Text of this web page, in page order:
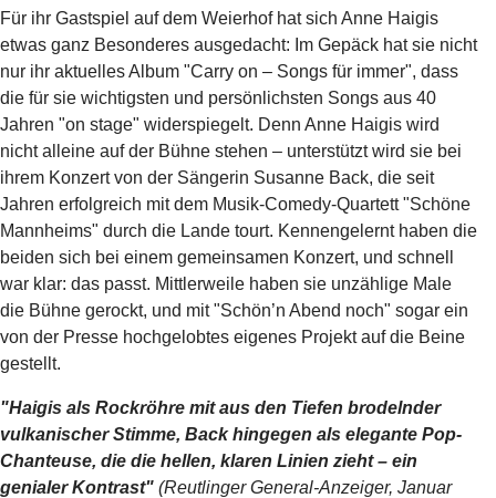
Für ihr Gastspiel auf dem Weierhof hat sich Anne Haigis
etwas ganz Besonderes ausgedacht: Im Gepäck hat sie nicht
nur ihr aktuelles Album "Carry on – Songs für immer", dass
die für sie wichtigsten und persönlichsten Songs aus 40
Jahren "on stage" widerspiegelt. Denn Anne Haigis wird
nicht alleine auf der Bühne stehen – unterstützt wird sie bei
ihrem Konzert von der Sängerin Susanne Back, die seit
Jahren erfolgreich mit dem Musik-Comedy-Quartett "Schöne
Mannheims" durch die Lande tourt. Kennengelernt haben die
beiden sich bei einem gemeinsamen Konzert, und schnell
war klar: das passt. Mittlerweile haben sie unzählige Male
die Bühne gerockt, und mit "Schön’n Abend noch" sogar ein
von der Presse hochgelobtes eigenes Projekt auf die Beine
gestellt.
"Haigis als Rockröhre mit aus den Tiefen brodelnder
vulkanischer Stimme, Back hingegen als elegante Pop-
Chanteuse, die die hellen, klaren Linien zieht – ein
genialer Kontrast" (Reutlinger General-Anzeiger, Januar